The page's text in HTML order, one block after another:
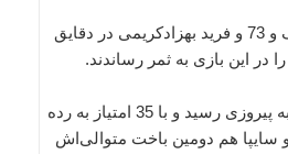
اکبر صادقی در دقایق یک و 73 و فرید بهزادکریمی در دقایق
صبای قم بعد از 8 دیدار به پیروزی رسید و با 35 امتیاز به رده
هم دومین باخت متوالی‌اش